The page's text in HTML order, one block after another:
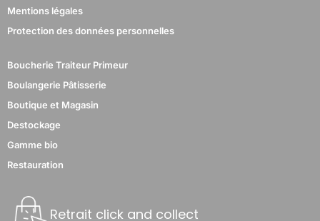
Mentions légales
Protection des données personnelles
Boucherie Traiteur Primeur
Boulangerie Pâtisserie
Boutique et Magasin
Destockage
Gamme bio
Restauration
Retrait click and collect